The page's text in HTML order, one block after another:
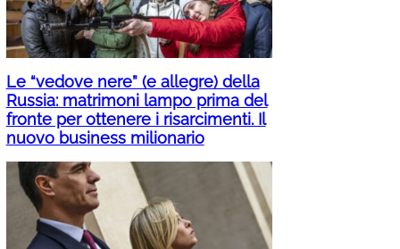
Le “vedove nere” (e allegre) della
Russia: matrimoni lampo prima del
fronte per ottenere i risarcimenti. Il
nuovo business milionario